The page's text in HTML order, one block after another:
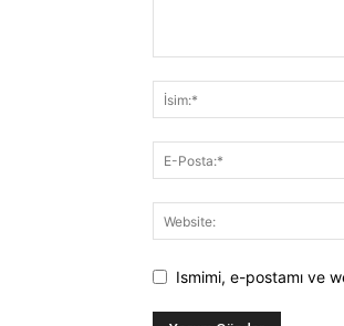
Ismimi, e-postamı ve